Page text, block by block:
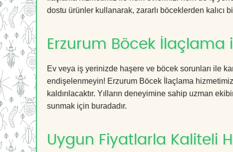
dostu ürünler kullanarak, zararlı böceklerden kalıcı
Erzurum Böcek İlaçlama
Ev veya iş yerinizde haşere ve böcek sorunları ile
endişelenmeyin! Erzurum Böcek İlaçlama
kaldırılacaktır. Yılların deneyimine sahip uzman
sunmak için buradadır.
Uygun Fiyatlarla Kaliteli